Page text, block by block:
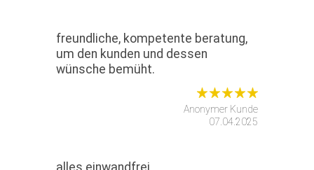
freundliche, kompetente beratung,
um den kunden und dessen
wünsche bemüht.
Anonymer Kunde
07.04.2025